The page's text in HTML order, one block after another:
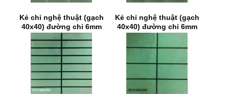
Kẻ chỉ nghệ thuật (gạch
40x40) đường chỉ 6mm
Kẻ chỉ nghệ thuật (gạch
40x40) đường chỉ 6mm